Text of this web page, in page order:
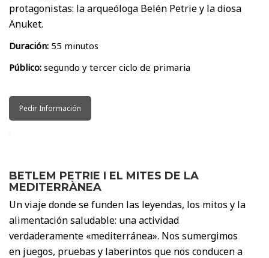
protagonistas: la arqueóloga Belén Petrie y la diosa
Anuket.
Duración: 55 minutos
Público: segundo y tercer ciclo de primaria
Pedir Información
BETLEM PETRIE I EL MITES DE LA
MEDITERRÀNEA
Un viaje donde se funden las leyendas, los mitos y la
alimentación saludable: una actividad
verdaderamente «mediterránea». Nos sumergimos
en juegos, pruebas y laberintos que nos conducen a